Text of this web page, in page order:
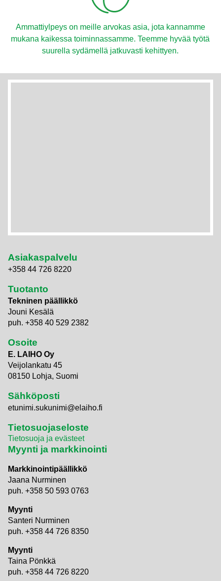
Ammattiylpeys on meille arvokas asia, jota kannamme
mukana kaikessa toiminnassamme. Teemme hyvää työtä
suurella sydämellä jatkuvasti kehittyen.
Asiakaspalvelu
+358 44 726 8220
Tuotanto
Tekninen päällikkö
Jouni Kesälä
puh. +358 40 529 2382
Osoite
E. LAIHO Oy
Veijolankatu 45
08150 Lohja, Suomi
Sähköposti
etunimi.sukunimi@elaiho.fi
Tietosuojaseloste
Tietosuoja ja evästeet
Myynti ja markkinointi
Markkinointipäällikkö
Jaana Nurminen
puh. +358 50 593 0763
Myynti
Santeri Nurminen
puh. +358 44 726 8350
Myynti
Taina Pönkkä
puh. +358 44 726 8220